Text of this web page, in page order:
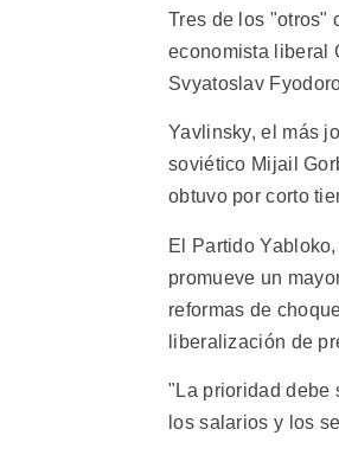
Tres de los "otros"
economista liberal
Svyatoslav
Yavlinsky, el más
soviético Mijail
obtuvo por corto
El Partido
promueve un
reformas de
liberalización de
"La prioridad debe
los salarios y los